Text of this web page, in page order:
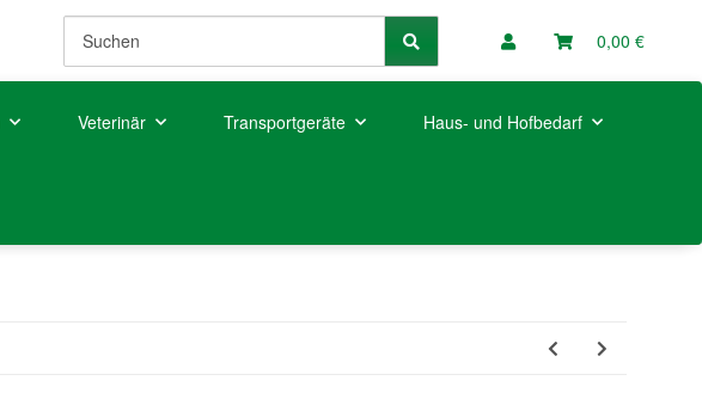
0,00 €
Veterinär Transportgeräte Haus- und Hofbedarf